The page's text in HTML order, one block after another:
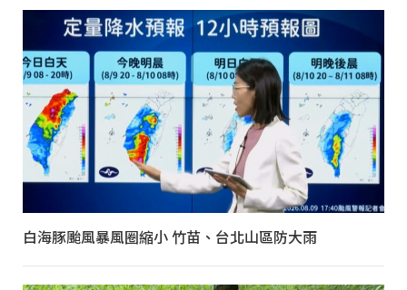
白海豚颱風暴風圈縮小 竹苗、台北山區防大雨